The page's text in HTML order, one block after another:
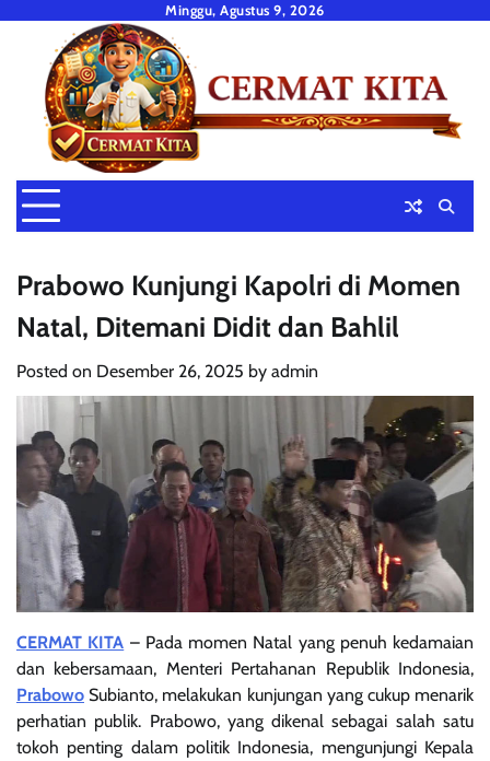
content
Minggu, Agustus 9, 2026
Prabowo Kunjungi Kapolri di Momen
Natal, Ditemani Didit dan Bahlil
Posted on Desember 26, 2025 by admin
CERMAT KITA – Pada momen Natal yang penuh kedamaian
dan kebersamaan, Menteri Pertahanan Republik Indonesia,
Prabowo Subianto, melakukan kunjungan yang cukup menarik
perhatian publik. Prabowo, yang dikenal sebagai salah satu
tokoh penting dalam politik Indonesia, mengunjungi Kepala